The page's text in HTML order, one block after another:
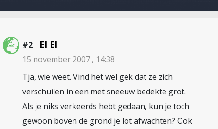
#2 El El
15 november 2007 , 14:38
Tja, wie weet. Vind het wel gek dat ze zich
verschuilen in een met sneeuw bedekte grot.
Als je niks verkeerds hebt gedaan, kun je toch
gewoon boven de grond je lot afwachten? Ook